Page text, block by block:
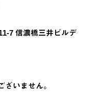
7 信濃橋三井ビルデ
いません。